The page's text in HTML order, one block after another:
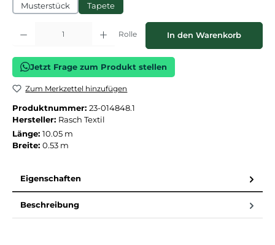
Musterstück Tapete
Produkt Anzahl: Gib den gewünschten Wert ein oder benutze die
Rolle In den Warenkorb
Jetzt Frage zum Produkt stellen
Zum Merkzettel hinzufügen
Produktnummer: 23-014848.1
Hersteller: Rasch Textil
Länge: 10.05 m
Breite: 0.53 m
Eigenschaften
Beschreibung